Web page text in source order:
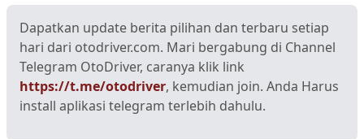
Dapatkan update berita pilihan dan terbaru setiap
hari dari otodriver.com. Mari bergabung di Channel
Telegram OtoDriver, caranya klik link
https://t.me/otodriver, kemudian join. Anda Harus
install aplikasi telegram terlebih dahulu.